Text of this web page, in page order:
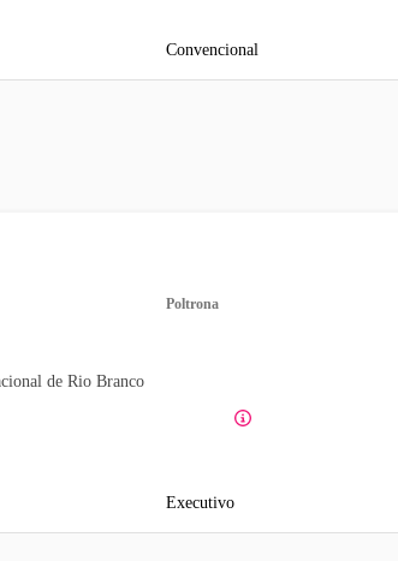
Convencional
de Rio Branco
Poltrona
Executivo